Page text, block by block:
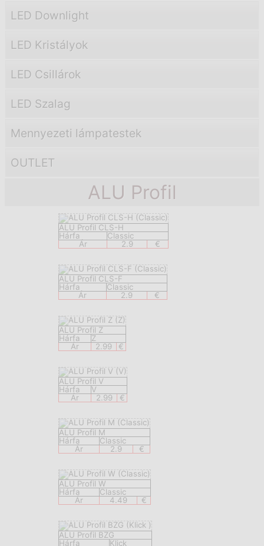
LED Downlight
LED Kristályok
LED Csillárok
LED Szalag
Mennyezeti lámpatestek
OUTLET
ALU Profil
ALU Profil CLS-H
Hárfa
Classic
Ár
2.9 €
ALU Profil CLS-F
Hárfa
Classic
Ár
2.9 €
ALU Profil Z
Hárfa
Z
Ár
2.99 €
ALU Profil V
Hárfa
V
Ár
2.99 €
ALU Profil M
Hárfa
Classic
Ár
2.9 €
ALU Profil W
Hárfa
Classic
Ár
4.49 €
ALU Profil BZG
Hárfa
Klick